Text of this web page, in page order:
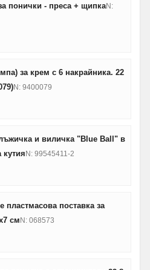
понички - преса + щипкаN:
за крем с 6 накрайника. 22
N: 9400079
и виличка "Blue Ball" в
кутияN: 99545411-2
пластмасова поставка за
смN: 068573